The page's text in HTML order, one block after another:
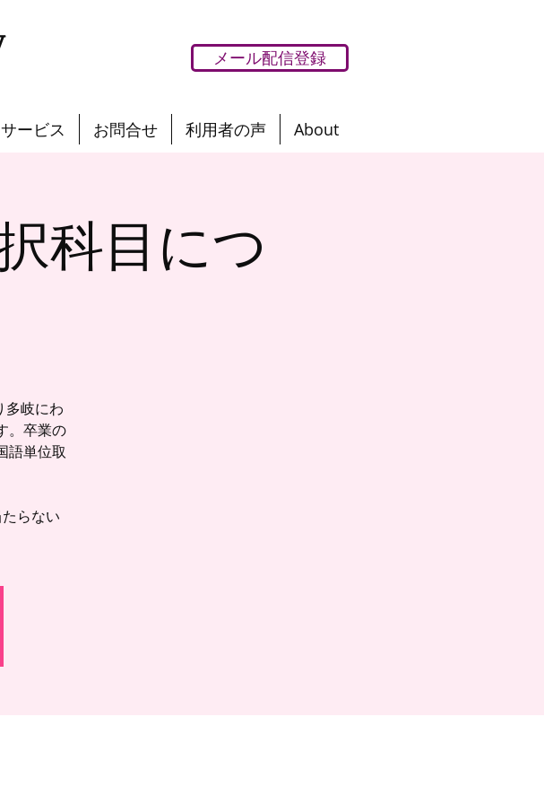
メール配信登録
サービス お問合せ 利用者の声 About
科目につ
多岐にわ
。卒業の
語単位取
らない